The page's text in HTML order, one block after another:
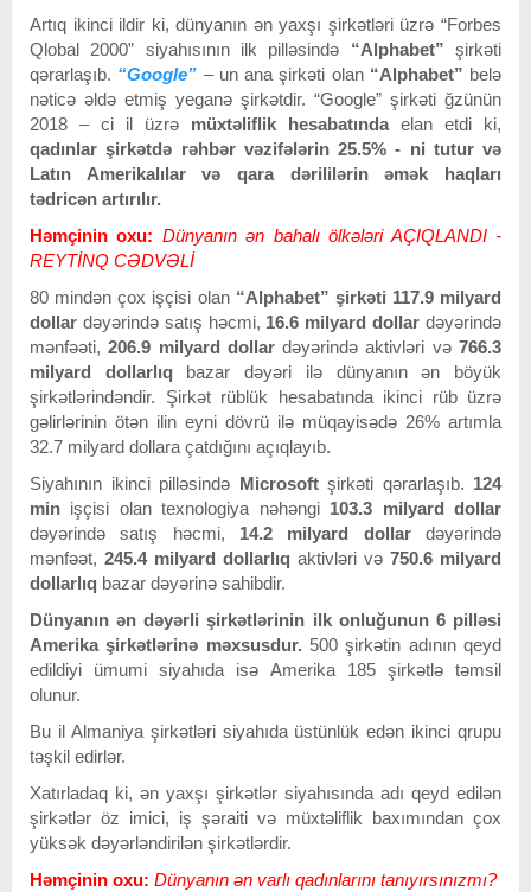
Artıq ikinci ildir ki, dünyanın ən yaxşı şirkətləri üzrə “Forbes
Qlobal 2000” siyahısının ilk pilləsində “Alphabet” şirkəti
qərarlaşıb. “Google” – un ana şirkəti olan “Alphabet” belə
nəticə əldə etmiş yeganə şirkətdir. “Google” şirkəti ğzünün
2018 – ci il üzrə müxtəliflik hesabatındaelan etdi ki,
qadınlar şirkətdə rəhbər vəzifələrin 25.5% - ni tutur və
Latın Amerikalılar və qara dərililərin əmək haqları
tədricən artırılır.
Həmçinin oxu: Dünyanın ən bahalı ölkələri AÇIQLANDI -
REYTİNQ CƏDVƏLİ
80 mindən çox işçisi olan “Alphabet” şirkəti 117.9 milyard
dollar dəyərində satış həcmi, 16.6 milyard dollar dəyərində
mənfəəti,206.9 milyard dollardəyərində aktivləri və766.3
milyard
dollarlıq bazar dəyəri ilə dünyanın ən böyük
şirkətlərindəndir. Şirkət rüblük hesabatında ikinci rüb üzrə
gəlirlərinin ötən ilin eyni dövrü ilə müqayisədə 26% artımla
32.7 milyard dollara çatdığını açıqlayıb.
Siyahının ikinci pilləsində Microsoftşirkəti qərarlaşıb. 124
min işçisi olan texnologiya nəhəngi 103.3 milyard dollar
dəyərində satış həcmi, 14.2 milyard dollardəyərində
mənfəət, 245.4 milyard dollarlıq aktivləri və 750.6 milyard
dollarlıq bazar dəyərinə sahibdir.
Dünyanın ən dəyərli şirkətlərinin ilk onluğunun 6 pilləsi
Amerika şirkətlərinə məxsusdur. 500 şirkətin adının qeyd
edildiyi ümumi siyahıda isə Amerika 185 şirkətlə təmsil
olunur.
Bu il Almaniya şirkətləri siyahıda üstünlük edən ikinci qrupu
təşkil edirlər.
Xatırladaq ki, ən yaxşı şirkətlər siyahısında adı qeyd edilən
şirkətlər öz imici, iş şəraiti və müxtəliflik baxımından çox
yüksək dəyərləndirilən şirkətlərdir.
Həmçinin oxu: Dünyanın ən varlı qadınlarını tanıyırsınızmı?